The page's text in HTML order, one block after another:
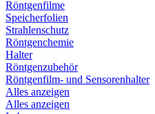
Röntgenfilme
Speicherfolien
Strahlenschutz
Röntgenchemie
Halter
Röntgenzubehör
Röntgenfilm- und Sensorenhalter
Alles anzeigen
Alles anzeigen